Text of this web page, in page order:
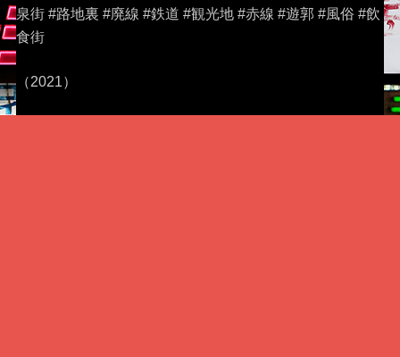
泉街 #路地裏 #廃線 #鉄道 #観光地 #赤線 #遊郭 #風俗 #飲
食街
（2021）